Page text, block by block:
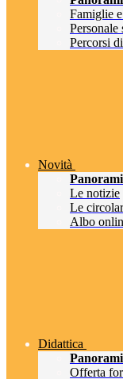
Famiglie
Personale
Percorsi
Novità
Le notizie
Le
Albo
Didattica
Offerta